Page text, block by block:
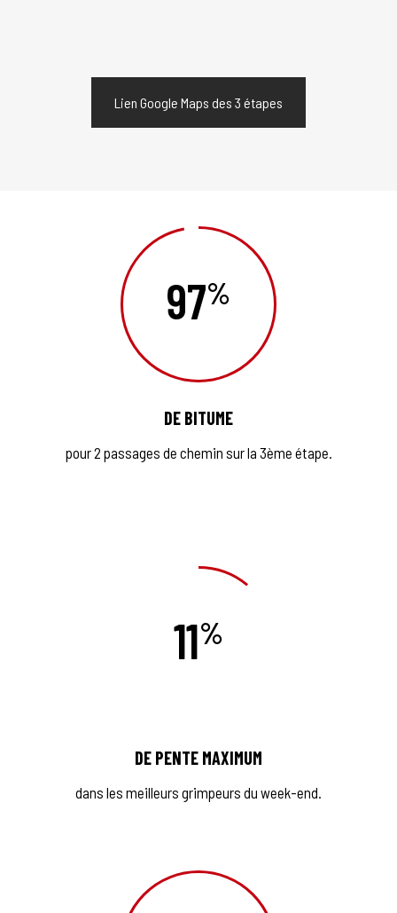
Lien Google Maps des 3 étapes
97
DE BITUME
pour 2 passages de chemin sur la 3ème étape.
11
DE PENTE MAXIMUM
dans les meilleurs grimpeurs du week-end.